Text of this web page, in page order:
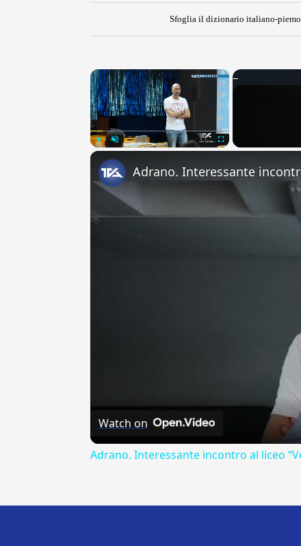
Sfoglia il dizionario italiano-
×
Watch on
Adrano. Interessante incontro al liceo